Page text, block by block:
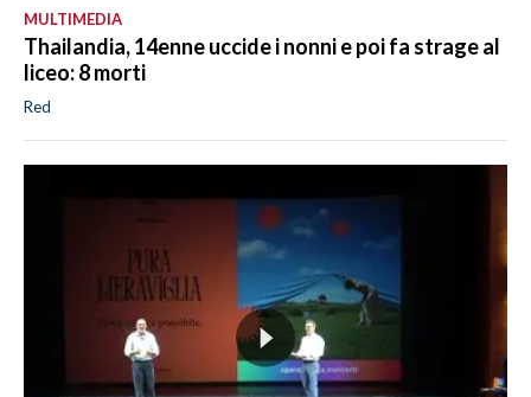
MULTIMEDIA
Thailandia, 14enne uccide i nonni e poi fa strage al
liceo: 8 morti
Red